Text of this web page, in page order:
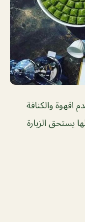
اقهوة والكنافة
يستحق الزيارة